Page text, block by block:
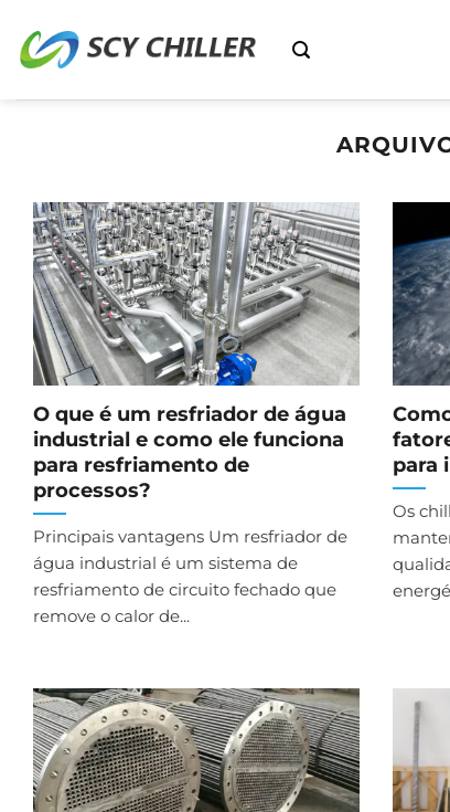
para
conteúdo
O que é um resfriador de água
industrial e como ele funciona
para resfriamento de
processos?
Principais vantagens Um resfriador de
água industrial é um sistema de
resfriamento de circuito fechado que
remove o calor de...
para
Os